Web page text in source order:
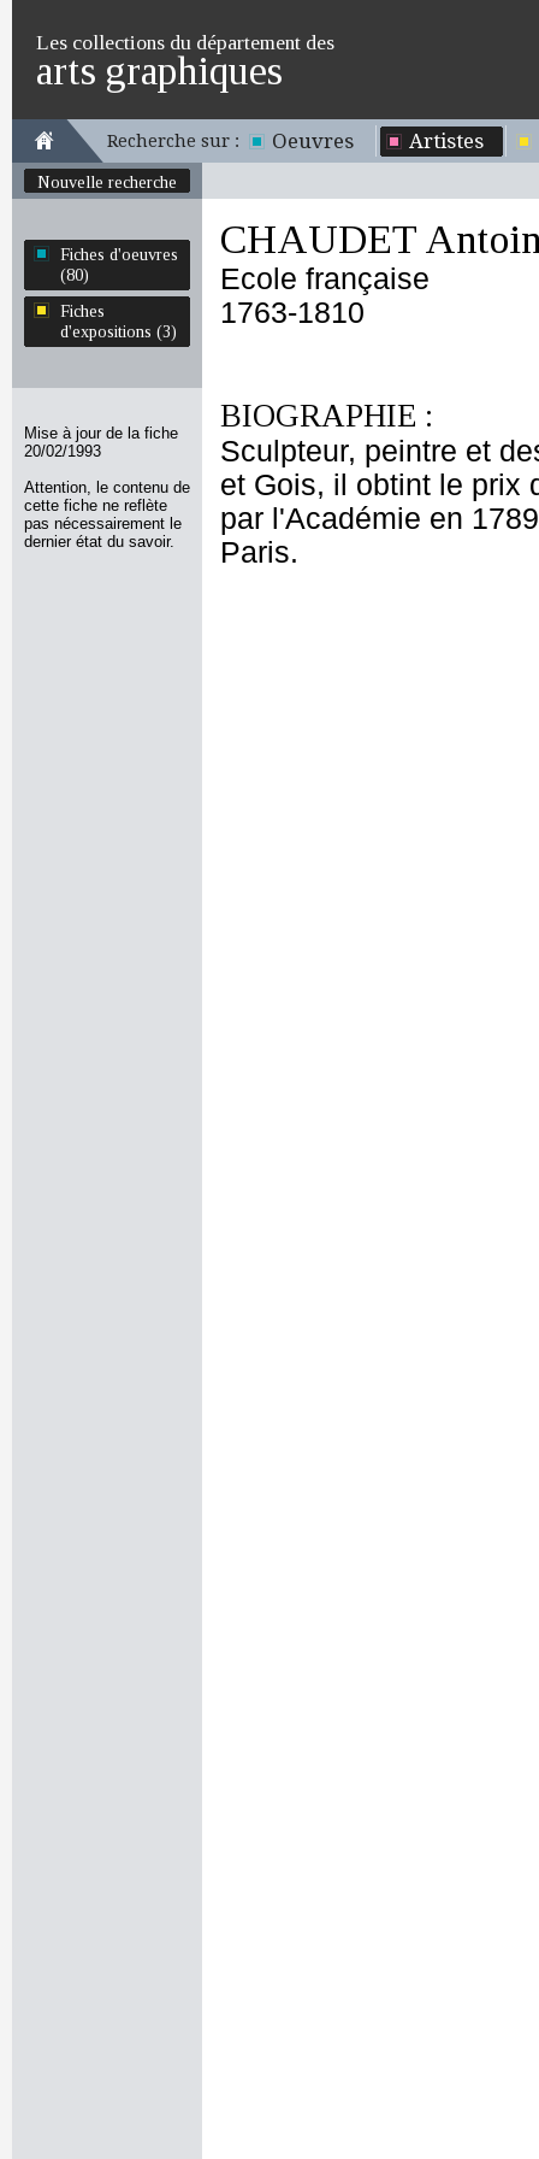
Les collections du département des
arts graphiques
Recherche sur : Oeuvres Artistes
Nouvelle recherche
Fiches d'oeuvres
(80)
Fiches
d'expositions (3)
Mise à jour de la fiche
20/02/1993
Attention, le contenu de
cette fiche ne reflète
pas nécessairement le
dernier état du savoir.
CHAUDET
Ecole française
1763-1810
BIOGRAPHIE :
Sculpteur, peintre et
et Gois, il obtint le prix
par l'Académie en
Paris.